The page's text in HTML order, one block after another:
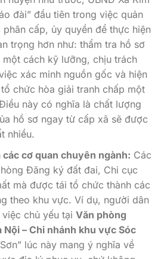
đài” đầu tiên trong việc quản
cấp, ủy quyền để thực hiện
trọng hơn như: thẩm tra hồ sơ
cách kỹ lưỡng, chịu trách
xác minh nguồn gốc và hiện
chức hòa giải tranh chấp một
này có nghĩa là chất lượng
hồ sơ ngay từ cấp xã sẽ được
nhiều.
cơ quan chuyên ngành: Các
Đăng ký đất đai, Chi cục
mà được tái tổ chức thành các
theo khu vực. Ví dụ, người dân
chủ yếu tại Văn phòng
– Chi nhánh khu vực Sóc
lúc này mang ý nghĩa về